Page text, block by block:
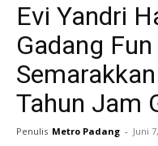
Evi Yandri
Gadang
Tahun Jam
Penulis Metro Padang - Juni